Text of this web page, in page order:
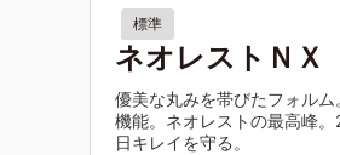
標準
ネオレストＮＸ
優美な丸みを帯びたフォル
機能。ネオレストの最高峰
日キレイを守る。